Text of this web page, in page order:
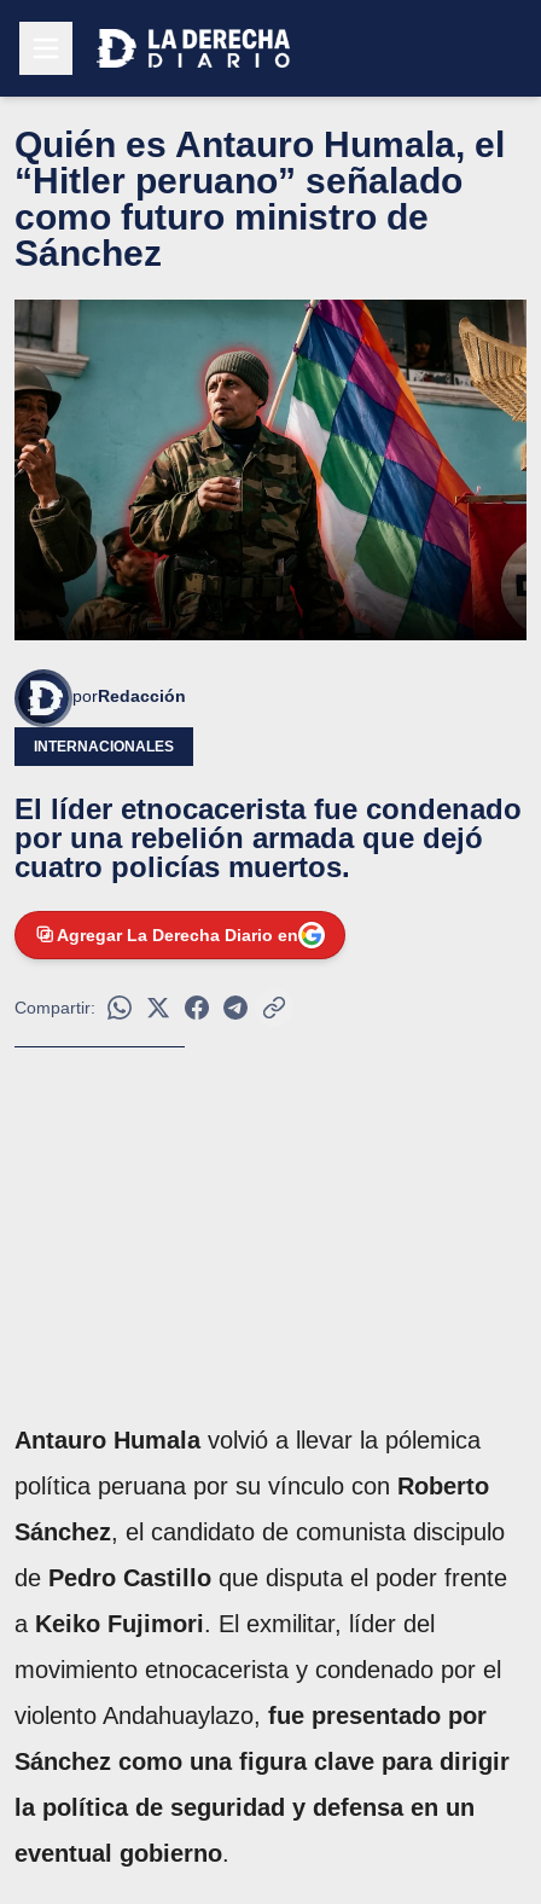
Quién es Antauro Humala, el
“Hitler peruano” señalado
como futuro ministro de
Sánchez
porRedacción
INTERNACIONALES
El líder etnocacerista fue condenado
por una rebelión armada que dejó
cuatro policías muertos.
Agregar La Derecha Diario en
Compartir:
Antauro Humalavolvió a llevar la pólemica
política peruana por su vínculo con Roberto
Sánchez, el candidato de comunista discipulo
de Pedro Castillo que disputa el poder frente
a Keiko Fujimori. El exmilitar, líder del
movimiento etnocacerista y condenado por el
violento Andahuaylazo, fue presentado por
Sánchez como una figura clave para dirigir
la política de seguridad y defensa en un
eventual gobierno.